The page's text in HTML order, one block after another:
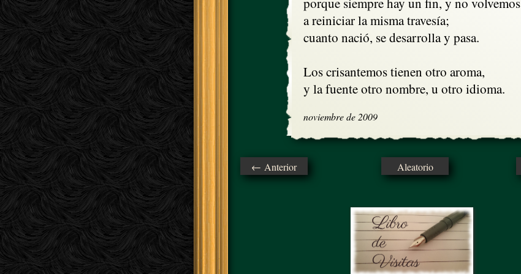
a reiniciar la misma travesía;
cuanto nació, se desarrolla y pasa.
Los crisantemos tienen otro aroma,
y la fuente otro nombre, u otro idioma.
noviembre de 2009
← Anterior Aleatorio